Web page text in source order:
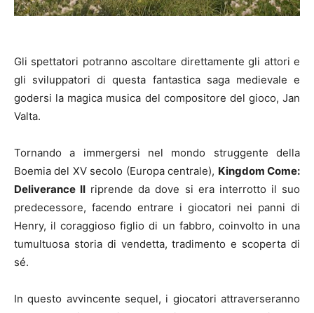
Gli spettatori potranno ascoltare direttamente gli attori e
gli sviluppatori di questa fantastica saga medievale e
godersi la magica musica del compositore del gioco, Jan
Valta.
Tornando a immergersi nel mondo struggente della
Boemia del XV secolo (Europa centrale), Kingdom Come:
Deliverance II riprende da dove si era interrotto il suo
predecessore, facendo entrare i giocatori nei panni di
Henry, il coraggioso figlio di un fabbro, coinvolto in una
tumultuosa storia di vendetta, tradimento e scoperta di
sé.
In questo avvincente sequel, i giocatori attraverseranno